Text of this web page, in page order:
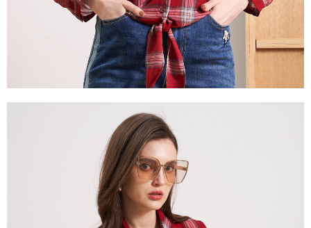
３．未成年的使用者請事先徵得法定代理人或監護人之同意方可使用
「AFTEE先享後付」，若未經同意申辦者引起之損失，本公司不負相關責
４．使用「AFTEE先享後付」時，將依據個別帳號之用戶狀況，依本公司即
時審查核予不同之上限額度；若仍有額度不足之情形，本公司將視審查結果
請求用戶進行身份認證。
５．嚴禁一人註冊多個帳號或使用他人資訊註冊。若發現惡意使用之情形，